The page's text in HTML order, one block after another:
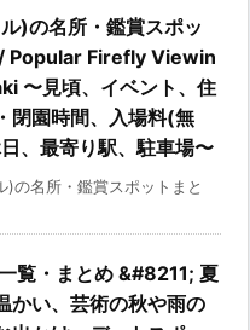
)の名所・鑑賞スポッ
/ Popular Firefly Viewin
〜見頃、イベント、住
閉園時間、入場料(無
、最寄り駅、駐車場〜
の名所・鑑賞スポットまと
覧・まとめ &#8211; 夏
かい、芸術の秋や雨の